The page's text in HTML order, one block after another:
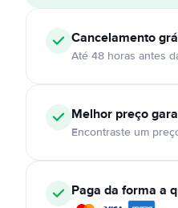
Cancelamento
Até 48 horas antes
Melhor preço
Encontraste um
Paga da forma a